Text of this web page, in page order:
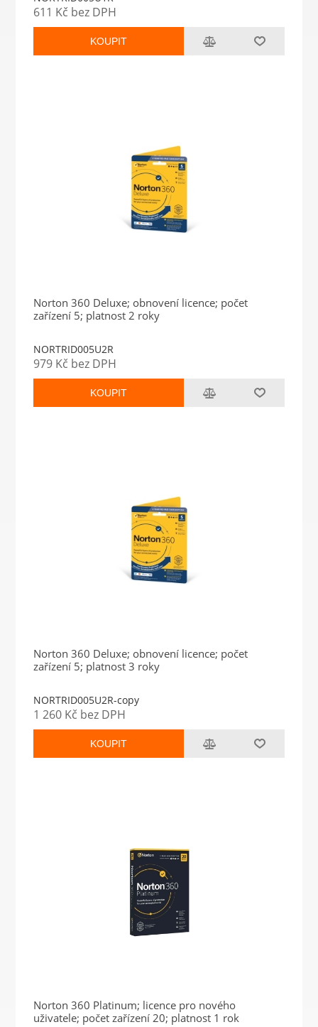
611 Kč bez DPH
KOUPIT
Norton 360 Deluxe; obnovení licence; počet
zařízení 5; platnost 2 roky
NORTRID005U2R
979 Kč bez DPH
KOUPIT
Norton 360 Deluxe; obnovení licence; počet
zařízení 5; platnost 3 roky
NORTRID005U2R-copy
1 260 Kč bez DPH
KOUPIT
Norton 360 Platinum; licence pro nového
uživatele; počet zařízení 20; platnost 1 rok